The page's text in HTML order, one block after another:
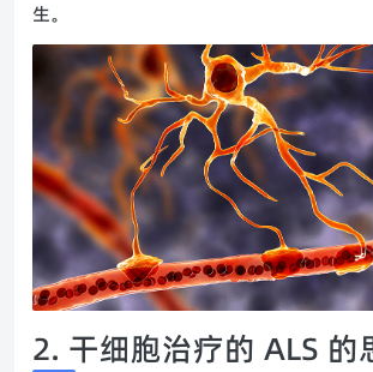
生。
2. 干细胞治疗的 ALS 的